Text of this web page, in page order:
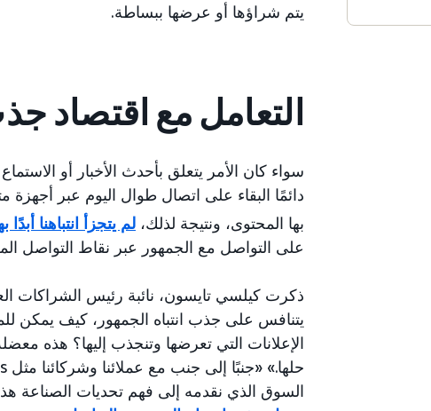
يتم شراؤها أو عرضها ببساطة.
التعامل مع اقتصاد
سواء كان الأمر يتعلق بأحدث الأخبار أو
دائمًا البقاء على اتصال طوال اليوم عبر أجهزة
بها المحتوى، ونتيجة لذلك، لم يتجزأ انتباهنا
على التواصل مع الجمهور عبر نقاط التواصل
يتنافس على جذب انتباه الجمهور، كيف يمكن
السوق الذي نقدمه إلى فهم تحديات الصناعة